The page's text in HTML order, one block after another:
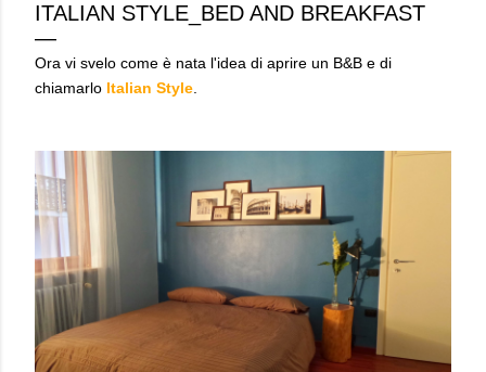
ITALIAN STYLE_BED AND BREAKFAST
Ora vi svelo come è nata l'idea di aprire un B&B e di
chiamarlo Italian Style.